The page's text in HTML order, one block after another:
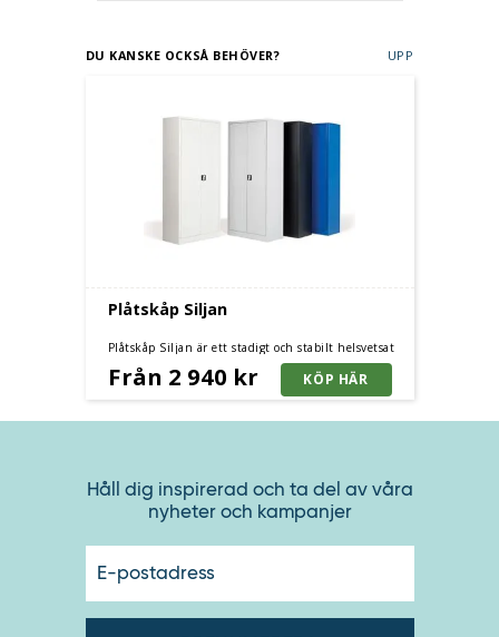
DU KANSKE OCKSÅ BEHÖVER? UPP
Plåtskåp Siljan
Plåtskåp Siljan är ett stadigt och stabilt helsvetsat
plåtskåp som passar bra för lager och industri. Flera
storlekar och färger.
Från 2 940 kr
Håll dig inspirerad och ta del av våra
nyheter och kampanjer